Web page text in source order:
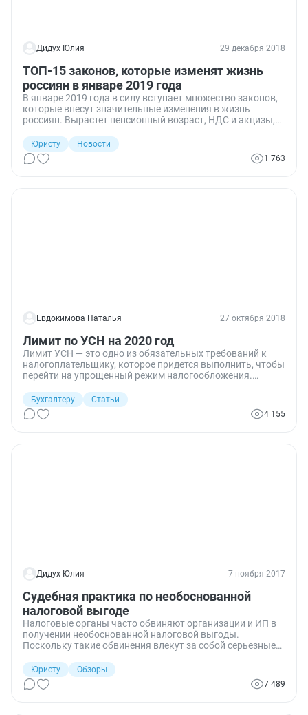
Дидух Юлия 29 декабря 2018
ТОП-15 законов, которые изменят жизнь
россиян в январе 2019 года
В январе 2019 года в силу вступает множество законов,
которые внесут значительные изменения в жизнь
россиян. Вырастет пенсионный возраст, НДС и акцизы,
бизнеса застрахуют банковские счета и вклады. А также
вырастет МРОТ, заработает новый налог для
самозанятых граждан, а налог на движимое имущество
Юристу
Новости
1 763
Евдокимова Наталья 27 октября 2018
Лимит по УСН на 2020 год
Лимит УСН — это одно из обязательных требований к
налогоплательщику, которое придется выполнить, чтобы
перейти на упрощенный режим налогообложения.
очередной финансовый год.
Бухгалтеру
Статьи
4 155
Дидух Юлия 7 ноября 2017
Судебная практика по необоснованной
налоговой выгоде
Налоговые органы часто обвиняют организации и ИП в
получении необоснованной налоговой выгоды.
Поскольку такие обвинения влекут за собой серьезные
практически всегда отстаивают свою правоту в суде.
Иногда это приносит успех, а иногда нет. От чего это
зависит, и какие решения принимали суды по таким
Юристу
Обзоры
7 489